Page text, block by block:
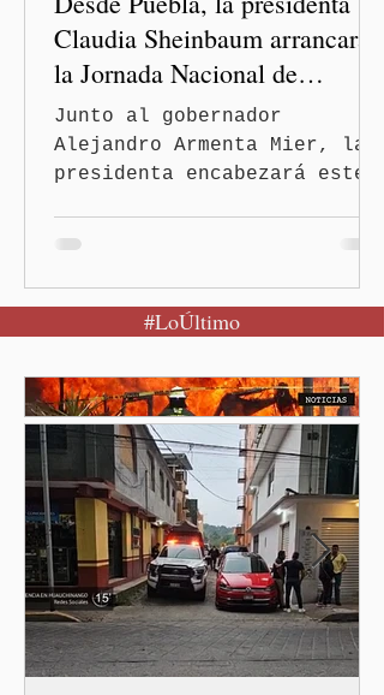
Claudia Sheinbaum arrancará
la Jornada Nacional de
Reforestación
Junto al gobernador
Alejandro Armenta Mier, la
presidenta encabezará este
de México.-Puebla será el
punto de partida de la
Reforestación, una
estrategia del Gobierno de
México que reunirá de
manera simultánea a
autoridades, ejidos,
comunidades y ciudadanía de
las 32 entidades para
impulsar la restauración de
los ecosistemas forestales.
Durante la Mañanera del
Pueblo, a través de un
#LoÚltimo